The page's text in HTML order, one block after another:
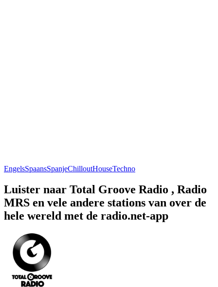
EngelsSpaansSpanjeChilloutHouseTechno
Luister naar Total Groove Radio , Radio
MRS en vele andere stations van over de
hele wereld met de radio.net-app